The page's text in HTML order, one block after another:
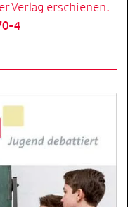
Verlag erschienen.
4